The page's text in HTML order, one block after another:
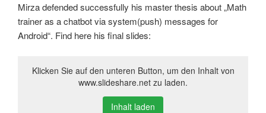
Mirza defended successfully his master thesis about „Math
trainer as a chatbot via system(push) messages for
Android“. Find here his final slides:
Klicken Sie auf den unteren Button, um den Inhalt von
www.slideshare.net zu laden.
Inhalt laden